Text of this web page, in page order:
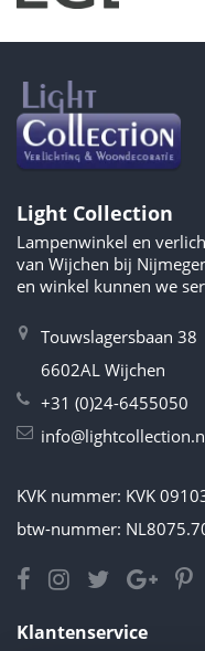
Light Collection
Lampenwinkel en
van Wijchen bij
en winkel kunnen we
Touwslagersbaan 38
6602AL Wijchen
+31 (0)24-6455050
KVK nummer: KVK
btw-nummer:
Klantenservice